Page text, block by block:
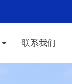
联系我们